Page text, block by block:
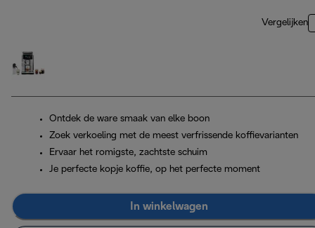
Vergelijken
Ontdek de ware smaak van elke boon
Zoek verkoeling met de meest verfrissende koffievarianten
Ervaar het romigste, zachtste schuim
Je perfecte kopje koffie, op het perfecte moment
In winkelwagen